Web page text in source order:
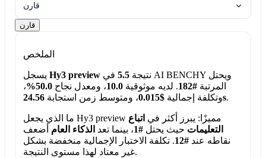
قارن
قارن
الملخص
Hy3 preview نتيجة5.5 في AI BENCHY ويحتل
المرتبة#182 . لديه موثوقية10.0، ومعدل نجاح50.0%
،
وتكلفة إجمالية$0.015 ، ومتوسط زمن استجابة 24.56s.
ما الذي يجعل Hy3 preview مميزًا: يبرز أكثر في اتباع
التعليمات حيث يحتل#1 ، بينما تعد الذكاء العام أضعف
نقاطه عند#12
. تكلفة الاختبار الإجمالية منخفضة بشكل
غير معتاد لهذا مستوى النتيجة.